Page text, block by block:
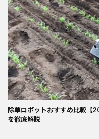
除草ロボットおすすめ比較【
を徹底解説